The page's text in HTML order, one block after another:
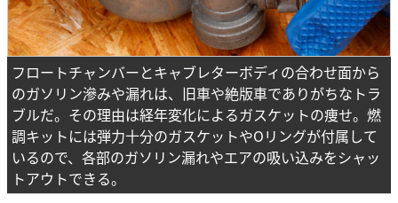
フロートチャンバーとキャブレターボディの合わせ面から
のガソリン滲みや漏れは、旧車や絶版車でありがちなトラ
ブルだ。その理由は経年変化によるガスケットの痩せ。燃
調キットには弾力十分のガスケットやOリングが付属して
いるので、各部のガソリン漏れやエアの吸い込みをシャッ
トアウトできる。